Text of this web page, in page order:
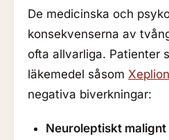
De medicinska och
konsekvenserna av
ofta allvarliga. Patienter
läkemedel såsom Xeplion
negativa biverkningar:
Neuroleptiskt